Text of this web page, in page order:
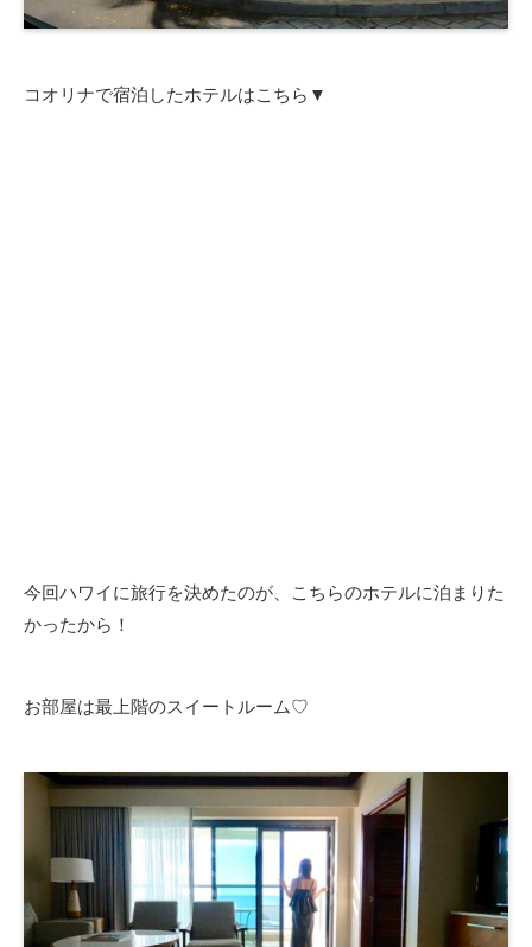
コオリナで宿泊したホテルはこちら▼
今回ハワイに旅行を決めたのが、こちらのホテルに泊まりた
かったから！
お部屋は最上階のスイートルーム♡